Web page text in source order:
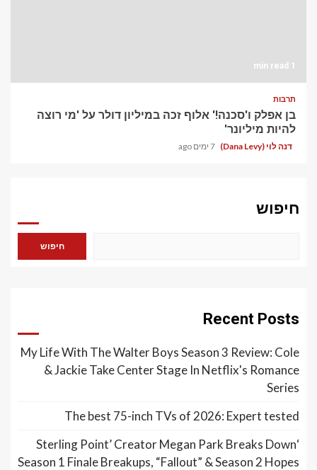
1 min read
תרבות
בן אפלק ו'סכנה!' אלוף זכה במיליון דולר על 'מי רוצה
להיות מיליונר'
דנה לוי (Dana Levy) 7 ימים ago
חיפוש
חיפוש
Recent Posts
My Life With The Walter Boys Season 3 Review: Cole
& Jackie Take Center Stage In Netflix's Romance
Series
The best 75-inch TVs of 2026: Expert tested
‘Sterling Point’ Creator Megan Park Breaks Down
Season 1 Finale Breakups, “Fallout” & Season 2 Hopes